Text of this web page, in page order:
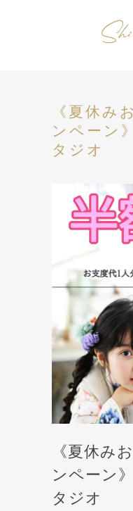
《夏休み
ンペーン
タジオ
《夏休み
ンペーン
タジオ